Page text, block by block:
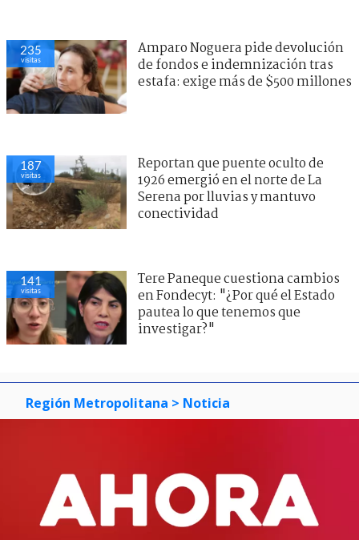
235
visitas
Amparo Noguera pide devolución
de fondos e indemnización tras
estafa: exige más de $500 millones
187
visitas
Reportan que puente oculto de
1926 emergió en el norte de La
Serena por lluvias y mantuvo
conectividad
141
visitas
Tere Paneque cuestiona cambios
en Fondecyt: "¿Por qué el Estado
pautea lo que tenemos que
investigar?"
Región Metropolitana > Noticia